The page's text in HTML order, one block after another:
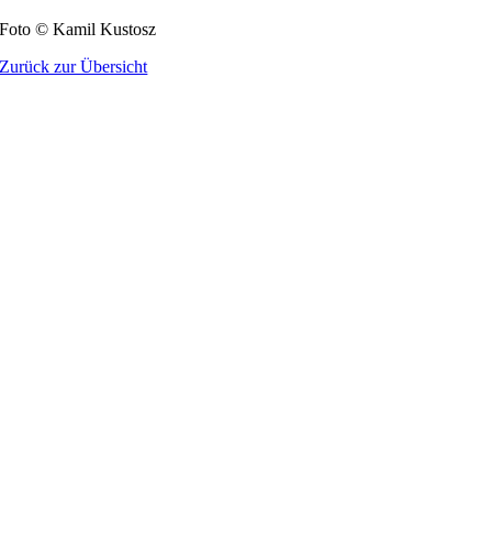
Foto © Kamil Kustosz
Zurück zur Übersicht